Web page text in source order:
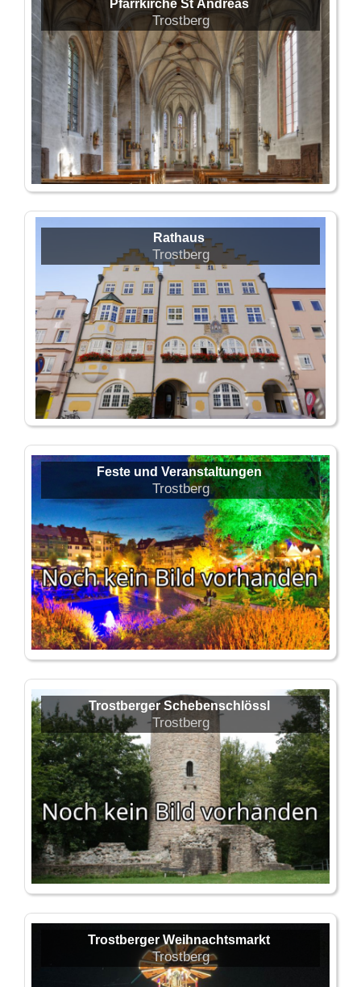
Pfarrkirche St Andreas
Trostberg
Rathaus
Trostberg
Feste und Veranstaltungen
Trostberg
Trostberger Schebenschlössl
Trostberg
Trostberger Weihnachtsmarkt
Trostberg